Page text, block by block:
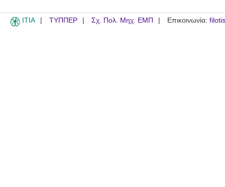
ITIA ΤΥΠΠΕΡ Σχ. Πολ. Μηχ. ΕΜΠ Επικοινωνία: